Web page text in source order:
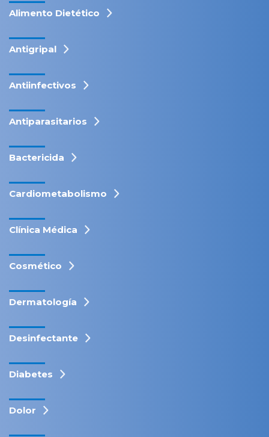
Alimento Dietético
Antigripal
Antiinfectivos
Antiparasitarios
Bactericida
Cardiometabolismo
Clínica Médica
Cosmético
Dermatología
Desinfectante
Diabetes
Dolor